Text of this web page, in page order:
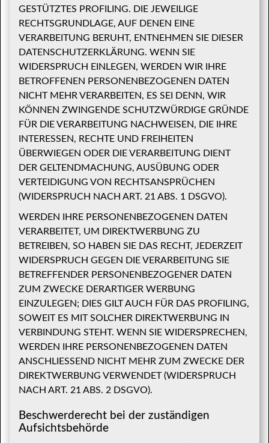
GESTÜTZTES PROFILING. DIE JEWEILIGE
RECHTSGRUNDLAGE, AUF DENEN EINE
VERARBEITUNG BERUHT, ENTNEHMEN SIE DIESER
DATENSCHUTZERKLÄRUNG. WENN SIE
WIDERSPRUCH EINLEGEN, WERDEN WIR IHRE
BETROFFENEN PERSONENBEZOGENEN DATEN
NICHT MEHR VERARBEITEN, ES SEI DENN, WIR
KÖNNEN ZWINGENDE SCHUTZWÜRDIGE GRÜNDE
FÜR DIE VERARBEITUNG NACHWEISEN, DIE IHRE
INTERESSEN, RECHTE UND FREIHEITEN
ÜBERWIEGEN ODER DIE VERARBEITUNG DIENT
DER GELTENDMACHUNG, AUSÜBUNG ODER
VERTEIDIGUNG VON RECHTSANSPRÜCHEN
(WIDERSPRUCH NACH ART. 21 ABS. 1 DSGVO).
WERDEN IHRE PERSONENBEZOGENEN DATEN
VERARBEITET, UM DIREKTWERBUNG ZU
BETREIBEN, SO HABEN SIE DAS RECHT, JEDERZEIT
WIDERSPRUCH GEGEN DIE VERARBEITUNG SIE
BETREFFENDER PERSONENBEZOGENER DATEN
ZUM ZWECKE DERARTIGER WERBUNG
EINZULEGEN; DIES GILT AUCH FÜR DAS PROFILING,
SOWEIT ES MIT SOLCHER DIREKTWERBUNG IN
VERBINDUNG STEHT. WENN SIE WIDERSPRECHEN,
WERDEN IHRE PERSONENBEZOGENEN DATEN
ANSCHLIESSEND NICHT MEHR ZUM ZWECKE DER
DIREKTWERBUNG VERWENDET (WIDERSPRUCH
NACH ART. 21 ABS. 2 DSGVO).
Beschwerde­recht bei der zuständigen
Aufsichts­behörde